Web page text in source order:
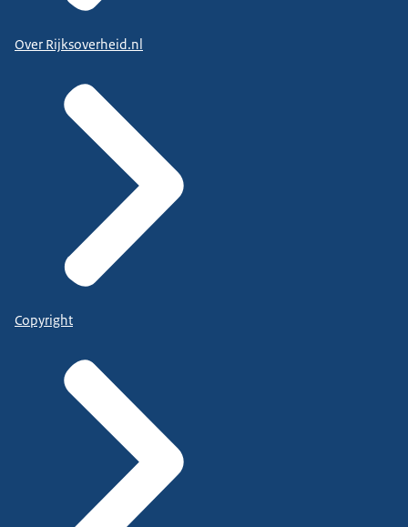
Over Rijksoverheid.nl
Copyright